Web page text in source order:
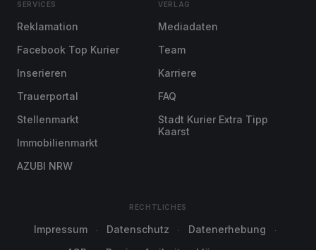
SERVICES
Reklamation
Facebook Top Kurier
Inserieren
Trauerportal
Stellenmarkt
Immobilienmarkt
AZUBI NRW
VERLAG
Mediadaten
Team
Karriere
FAQ
Stadt Kurier Extra Tipp
Kaarst
RECHTLICHES
Impressum Datenschutz
Datenerhebung